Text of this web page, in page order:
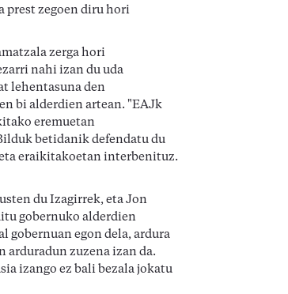
prest zegoen diru hori
zerga hori
nahi izan du uda
lehentasuna den
bi alderdien artean. "EAJk
eremuetan
betidanik defendatu du
eraikitakoetan interbenituz.
du Izagirrek, eta Jon
gobernuko alderdien
gobernuan egon dela, ardura
arduradun zuzena izan da.
izango ez bali bezala jokatu